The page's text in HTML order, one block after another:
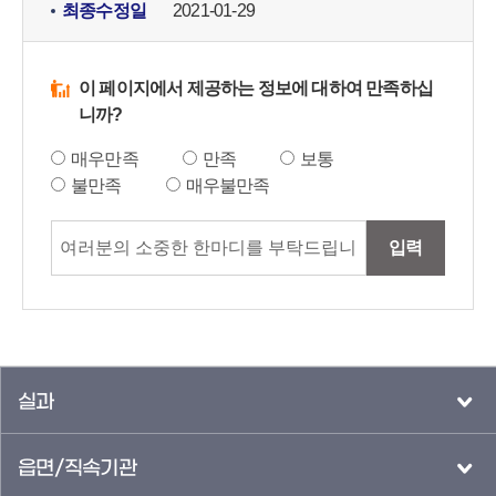
최종수정일 2021-01-29
이 페이지에서 제공하는 정보에 대하여 만족하십
니까?
매우만족 만족
보통
불만족
매우불만족
입력
실과
읍면/직속기관